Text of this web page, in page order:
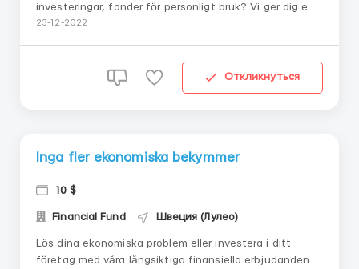
investeringar, fonder för personligt bruk? Vi ger dig ett
återbetalningsbart finansiellt lån vid ett visst datum.
23-12-2022
Откликнуться
Inga fler ekonomiska bekymmer
10 $
Financial Fund Швеция (Лулео)
Lös dina ekonomiska problem eller investera i ditt
företag med våra långsiktiga finansiella erbjudanden.